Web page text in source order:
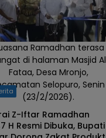
Ramadhan terasa
di halaman Masjid Al
Fataa, Desa Mronjo,
Selopuro, Senin
(23/2/2026).
Z-Iftar Ramadhan
H Resmi Dibuka, Bupati